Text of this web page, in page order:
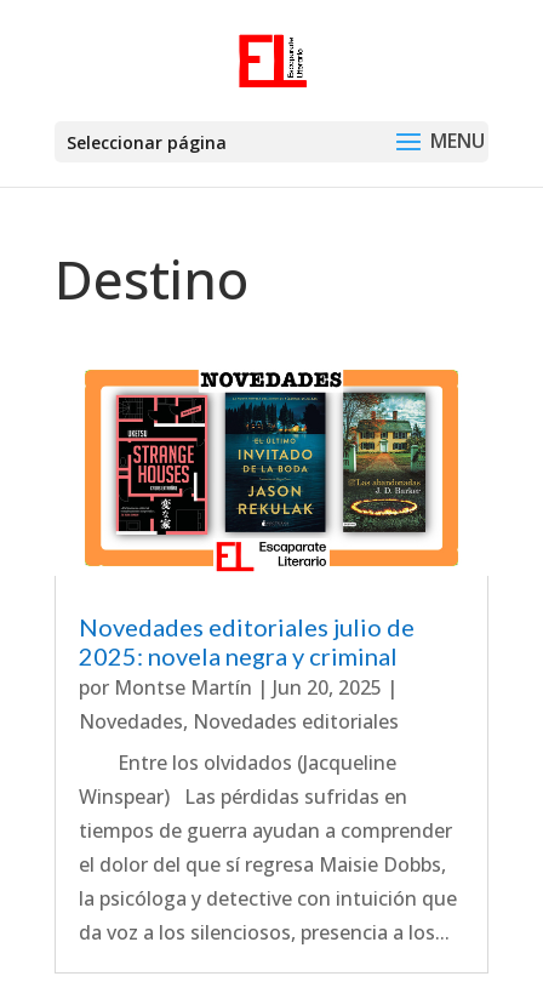
Seleccionar página
Destino
Novedades editoriales julio de
2025: novela negra y criminal
por Montse Martín | Jun 20, 2025 |
Novedades, Novedades editoriales
Entre los olvidados (Jacqueline
Winspear) Las pérdidas sufridas en
tiempos de guerra ayudan a comprender
el dolor del que sí regresa Maisie Dobbs,
la psicóloga y detective con intuición que
da voz a los silenciosos, presencia a los...